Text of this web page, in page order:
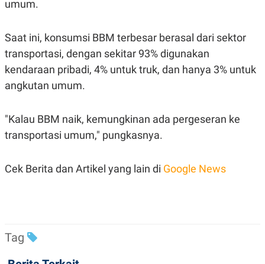
N
T
A
K
M
E
N
E
A
R
A
V
T
I
S
G
A
.
umum.
Saat ini, konsumsi BBM terbesar berasal dari sektor
transportasi, dengan sekitar 93% digunakan
kendaraan pribadi, 4% untuk truk, dan hanya 3% untuk
angkutan umum.
"Kalau BBM naik, kemungkinan ada pergeseran ke
transportasi umum," pungkasnya.
Cek Berita dan Artikel yang lain di Google News
Tag